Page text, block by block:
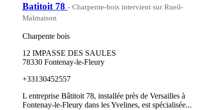
Batitoit 78 - Charpente-bois intervient sur Rueil-
Malmaison
Charpente bois
12 IMPASSE DES SAULES
78330 Fontenay-le-Fleury
+33130452557
L entreprise Bâtitoit 78, installée près de Versailles à
Fontenay-le-Fleury dans les Yvelines, est spécialisée...